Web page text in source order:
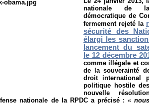
nationale de la
démocratique de
fermement rejeté la
sécurité des
élargi les
lancement du
le 12 décembre
comme illégale et
de la souverainté
droit international
politique hostile
nouvelle
nationale de la RPDC a précisé :«